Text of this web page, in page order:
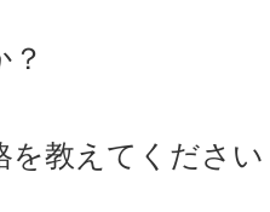
を教えてくださ